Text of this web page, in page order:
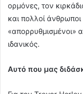
ορμόνες, τον
και πολλοί
«απορρυθμισμένοι»
ιδανικός.
Αυτό που μας